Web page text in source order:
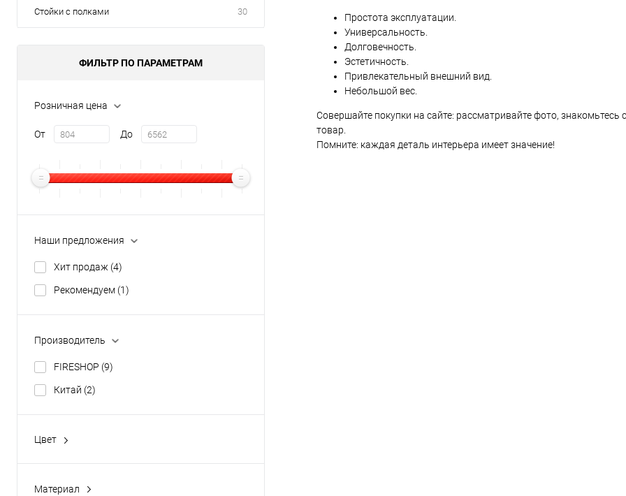
Стойки с полками 30
ФИЛЬТР ПО ПАРАМЕТРАМ
Розничная цена
От До
Наши предложения
Хит продаж (4)
Рекомендуем (1)
Производитель
FIRESHOP (9)
Китай (2)
Цвет
Материал
Простота эксплуатации.
Универсальность.
Долговечность.
Эстетичность.
Привлекательный внешний вид.
Небольшой вес.
Совершайте покупки на сайте: рассматривайте фото,
товар.
Помните: каждая деталь интерьера имеет значение!